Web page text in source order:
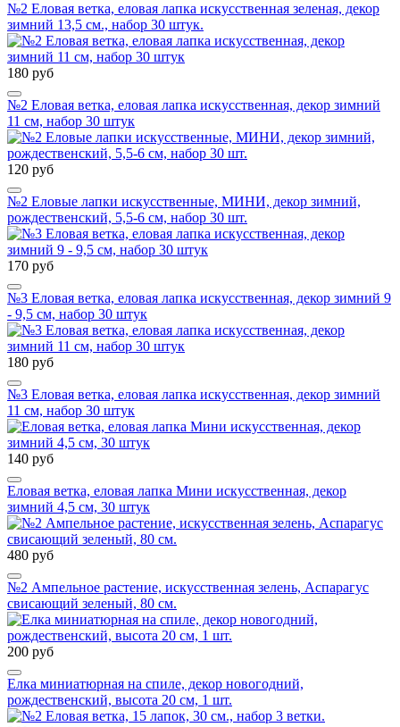
№2 Еловая ветка, еловая лапка искусственная зеленая, декор
зимний 13,5 см., набор 30 штук.
180 руб
№2 Еловая ветка, еловая лапка искусственная, декор зимний
11 см, набор 30 штук
120 руб
№2 Еловые лапки искусственные, МИНИ, декор зимний,
рождественский, 5,5-6 см, набор 30 шт.
170 руб
№3 Еловая ветка, еловая лапка искусственная, декор зимний 9
- 9,5 см, набор 30 штук
180 руб
№3 Еловая ветка, еловая лапка искусственная, декор зимний
11 см, набор 30 штук
140 руб
Еловая ветка, еловая лапка Мини искусственная, декор
зимний 4,5 см, 30 штук
480 руб
№2 Ампельное растение, искусственная зелень, Аспарагус
свисающий зеленый, 80 см.
200 руб
Елка миниатюрная на спиле, декор новогодний,
рождественский, высота 20 см, 1 шт.